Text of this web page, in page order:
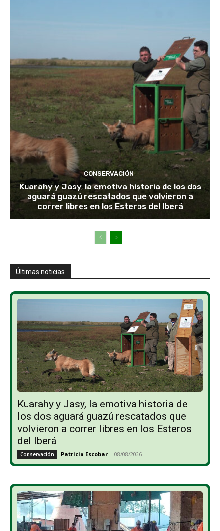
CONSERVACIÓN
Kuarahy y Jasy, la emotiva historia de los dos
aguará guazú rescatados que volvieron a
correr libres en los Esteros del Iberá
Últimas noticias
Kuarahy y Jasy, la emotiva historia de
los dos aguará guazú rescatados que
volvieron a correr libres en los Esteros
del Iberá
Conservación Patricia Escobar - 08/08/2026